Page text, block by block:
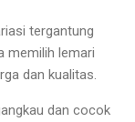
tergantung
memilih lemari
dan kualitas.
dan cocok